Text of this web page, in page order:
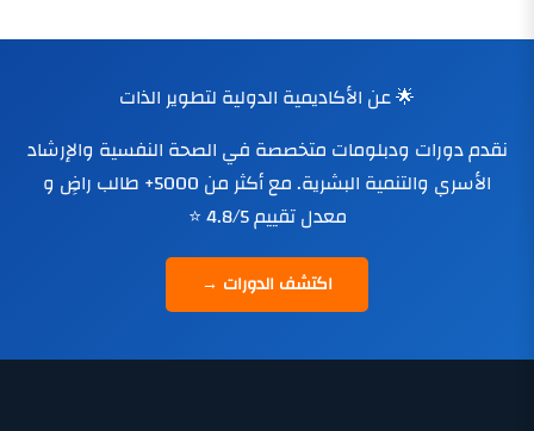
🌟 عن الأكاديمية الدولية لتطوير الذات
نقدم دورات ودبلومات متخصصة في الصحة النفسية والإرشاد
الأسري والتنمية البشرية. مع أكثر من 5000+ طالب راضٍ و
معدل تقييم 4.8/5 ⭐
اكتشف الدورات →